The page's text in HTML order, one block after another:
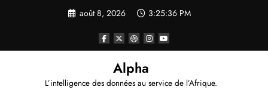
août 8, 2026 3:25:37 PM
Alpha
L’intelligence des données au service de l’Afrique.